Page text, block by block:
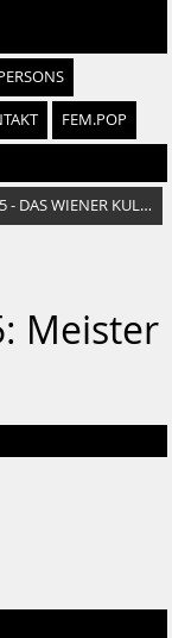
FEM.POP
1-2/25 - DAS WIENER KULTURJAHR 2025
Meister